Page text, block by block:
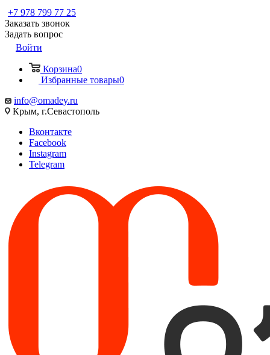
+7 978 799 77 25
Заказать звонок
Задать вопрос
Войти
Корзина0
Избранные товары0
info@omadey.ru
Крым, г.Севастополь
Вконтакте
Facebook
Instagram
Telegram